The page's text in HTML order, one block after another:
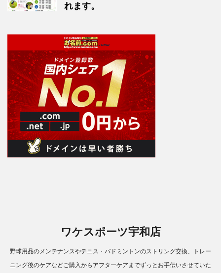
れます。
ワケスポーツ宇和店
野球用品のメンテナンスやテニス・バドミントンのストリング交換、トレー
ニング後のケアなどご購入からアフターケアまでずっとお手伝いさせていた